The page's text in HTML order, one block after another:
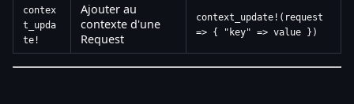
contex
t_upda
te!
Ajouter au
contexte d'une
Request
context_update!(request
=> { "key" => value })